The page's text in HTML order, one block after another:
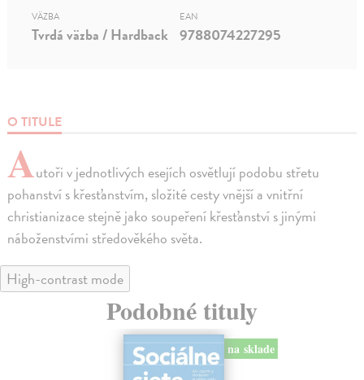
O TITULE
Autoři v jednotlivých esejích osvětlují podobu střetu
pohanství s křesťanstvím, složité cesty vnější a vnitřní
christianizace stejně jako soupeření křesťanství s jinými
náboženstvími středověkého světa.
VÄZBA
Tvrdá väzba / Hardback
EAN
9788074227295
High-contrast mode
Podobné tituly
na sklade